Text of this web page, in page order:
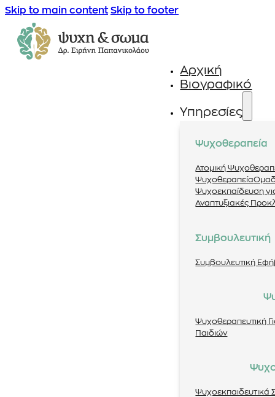
Skip to main content Skip to footer
Αρχική
Βιογραφικό
Υπηρεσίες
Ψυχοθεραπεία
Ατομική
Ψυχοθεραπεία
Ψυχοεκπαίδευση
Αναπτυξιακές
Συμβουλευτική
Συμβουλευτική
Ψυχοθεραπευτική
Παιδιών
Ψυχοεκπαιδευτικά